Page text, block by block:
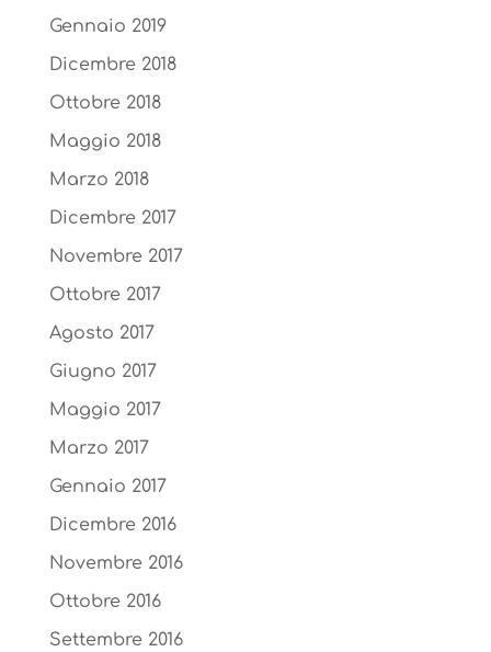
Gennaio 2019
Dicembre 2018
Ottobre 2018
Maggio 2018
Marzo 2018
Dicembre 2017
Novembre 2017
Ottobre 2017
Agosto 2017
Giugno 2017
Maggio 2017
Marzo 2017
Gennaio 2017
Dicembre 2016
Novembre 2016
Ottobre 2016
Settembre 2016